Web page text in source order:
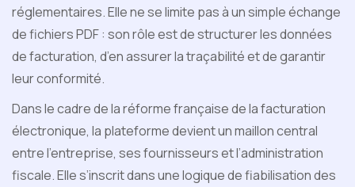
réglementaires. Elle ne se limite pas à un simple échange
de fichiers PDF : son rôle est de structurer les données
de facturation, d’en assurer la traçabilité et de garantir
leur conformité.
Dans le cadre de la réforme française de la facturation
électronique, la plateforme devient un maillon central
entre l’entreprise, ses fournisseurs et l’administration
fiscale. Elle s’inscrit dans une logique de fiabilisation des